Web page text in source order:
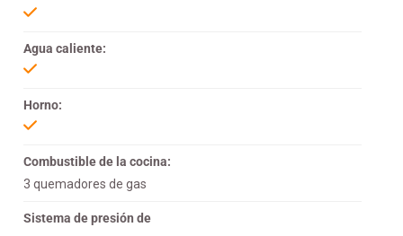
Agua caliente:
Horno:
Combustible de la cocina:
3 quemadores de gas
Sistema de presión de